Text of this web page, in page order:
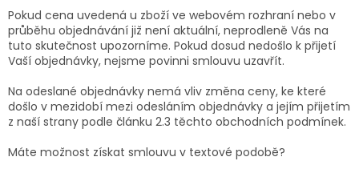
Pokud cena uvedená u zboží ve webovém rozhraní nebo v
průběhu objednávání již není aktuální, neprodleně Vás na
tuto skutečnost upozorníme. Pokud dosud nedošlo k přijetí
Vaší objednávky, nejsme povinni smlouvu uzavřít.
Na odeslané objednávky nemá vliv změna ceny, ke které
došlo v mezidobí mezi odesláním objednávky a jejím přijetím
z naší strany podle článku 2.3 těchto obchodních podmínek.
Máte možnost získat smlouvu v textové podobě?